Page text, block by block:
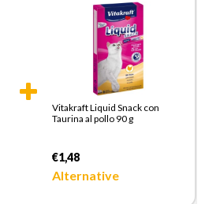
Vitakraft Liquid Snack con
Taurina al pollo 90 g
€1,48
Alternative